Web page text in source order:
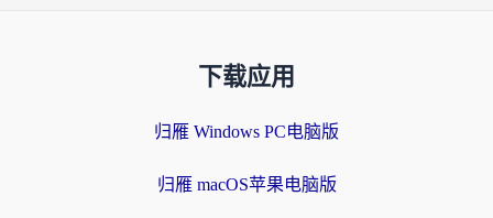
下载应用
归雁 Windows PC电脑版
归雁 macOS苹果电脑版